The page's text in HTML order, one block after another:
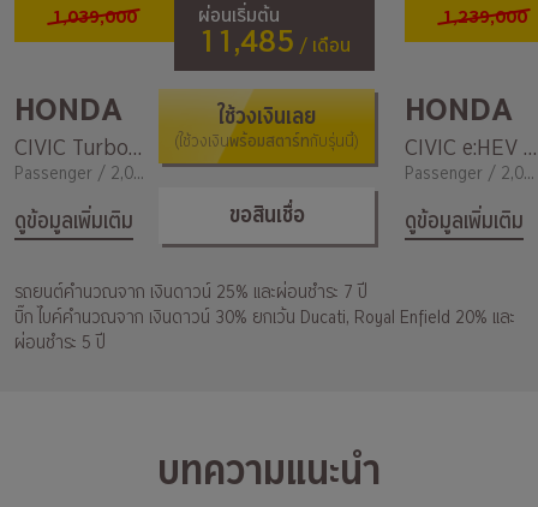
1,039,000 ผ่อนเริ่มต้น
11,485 / เดือน
HONDA
CIVIC Turbo Y24 EL+
Passenger / 2,000
ดูข้อมูลเพิ่มเติม
ใช้วงเงินเลย
(ใช้วงเงินพร้อมสตาร์ทกับรุ่นนี้)
ขอสินเชื่อ
1,239,000
HONDA
CIVIC e:HEV RS
Passenger / 2,000
ดูข้อมูลเพิ่มเติม
รถยนต์คำนวณจาก เงินดาวน์ 25% และผ่อนชำระ 7 ปี
บิ๊ก ไบค์คำนวณจาก เงินดาวน์ 30% ยกเว้น Ducati, Royal Enfield 20% และ
ผ่อนชำระ 5 ปี
บทความแนะนำ